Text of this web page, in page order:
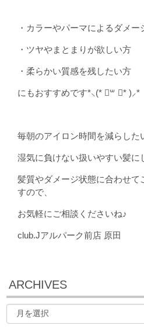
・カラーやパーマによるダメー
・ツヤやまとまりが欲しい方
・柔らかい質感を残したい方
にもおすすめです*⸜(* ॑꒳ ॑* )⸝*
毎朝のアイロン時間を減らした
湿気に負けない扱いやすい髪
髪質やダメージ状態に合わせて
すので、
お気軽にご相談くださいね♪
club.Jアルパーク前店 原田
ARCHIVES